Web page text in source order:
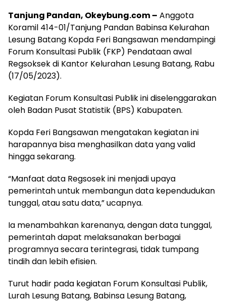
Tanjung Pandan, Okeybung.com – Anggota
Koramil 414-01/Tanjung Pandan Babinsa Kelurahan
Lesung Batang Kopda Feri Bangsawan mendampingi
Forum Konsultasi Publik (FKP) Pendataan awal
Regsoksek di Kantor Kelurahan Lesung Batang, Rabu
(17/05/2023).
Kegiatan Forum Konsultasi Publik ini diselenggarakan
oleh Badan Pusat Statistik (BPS) Kabupaten.
Kopda Feri Bangsawan mengatakan kegiatan ini
harapannya bisa menghasilkan data yang valid
hingga sekarang.
“Manfaat data Regsosek ini menjadi upaya
pemerintah untuk membangun data kependudukan
tunggal, atau satu data,” ucapnya.
Ia menambahkan karenanya, dengan data tunggal,
pemerintah dapat melaksanakan berbagai
programnya secara terintegrasi, tidak tumpang
tindih dan lebih efisien.
Turut hadir pada kegiatan Forum Konsultasi Publik,
Lurah Lesung Batang, Babinsa Lesung Batang,